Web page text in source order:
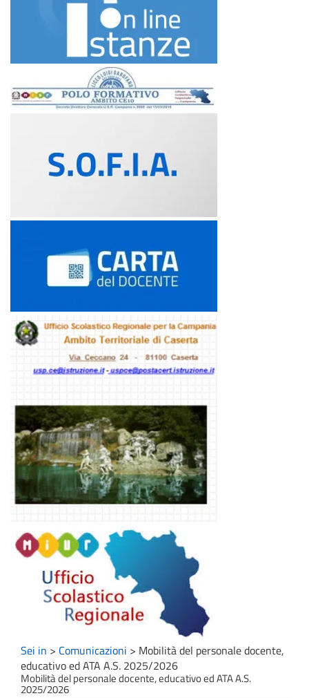
Sei in > Comunicazioni > Mobilità del personale docente,
educativo ed ATA A.S. 2025/2026
Mobilità del personale docente, educativo ed ATA A.S.
2025/2026